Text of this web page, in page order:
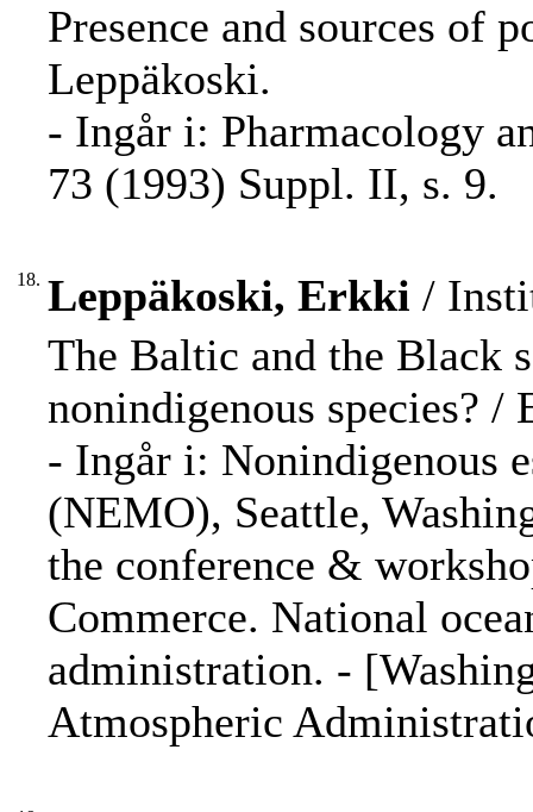
Presence and sources of
Leppäkoski.
- Ingår i: Pharmacology
73 (1993) Suppl. II, s. 9.
18. Leppäkoski, Erkki /
The Baltic and the Black
nonindigenous species?
- Ingår i: Nonindigenous
(NEMO), Seattle,
the conference &
Commerce. National
administration. -
Atmospheric